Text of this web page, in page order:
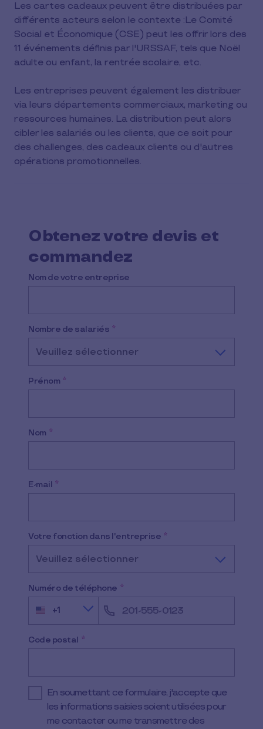
Les cartes cadeaux peuvent être distribuées par
différents acteurs selon le contexte :Le Comité
Social et Économique (CSE) peut les offrir lors des
11 événements définis par l'URSSAF, tels que Noël
adulte ou enfant, la rentrée scolaire, etc.
Les entreprises peuvent également les distribuer
via leurs départements commerciaux, marketing ou
ressources humaines. La distribution peut alors
cibler les salariés ou les clients, que ce soit pour
des challenges, des cadeaux clients ou d'autres
opérations promotionnelles.
Obtenez votre devis et
commandez
Nom de votre entreprise
Nombre de salariés *
Veuillez sélectionner
Prénom *
Nom *
E-mail *
Votre fonction dans l'entreprise *
Veuillez sélectionner
Numéro de téléphone *
U
t
+1
Code postal *
En soumettant ce formulaire, j'accepte que
les informations saisies soient utilisées pour
me contacter ou me transmettre des